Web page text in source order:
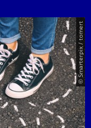
© Smarterpix / tomert